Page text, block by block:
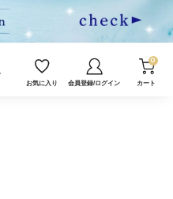
お気に入り 会員登録/ログイン カート
0